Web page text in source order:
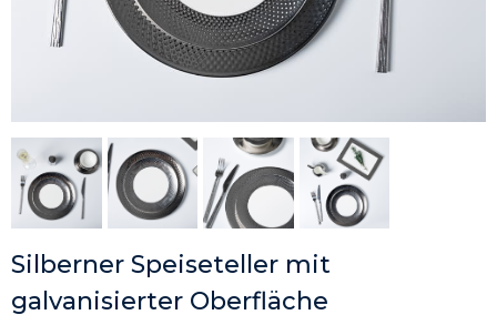
Silberner Speiseteller mit
galvanisierter Oberfläche